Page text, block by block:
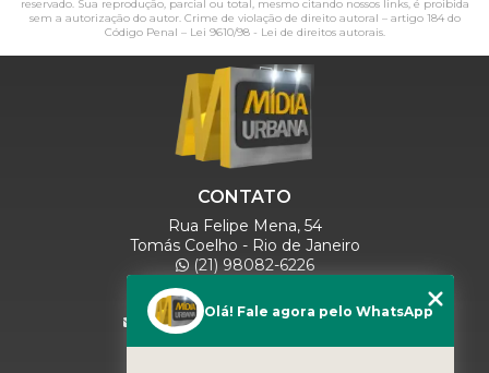
reservado. Sua reprodução, parcial ou total, mesmo citando nossos links, é proibida
sem a autorização do autor. Crime de violação de direito autoral – artigo 184 do
Código Penal – Lei 9610/98 - Lei de direitos autorais.
CONTATO
Rua Felipe Mena, 54
Tomás Coelho - Rio de Janeiro
(21) 98082-6226
(21) 97280-9600
(11) 93071-5918
comercialmidiaurbana@gmail.com
Olá! Fale agora pelo WhatsApp